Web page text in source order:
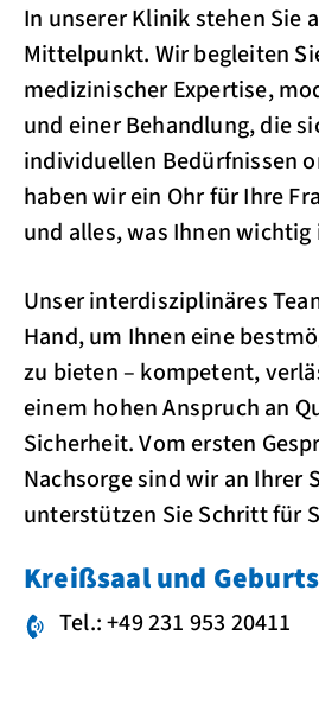
In unserer Klinik stehen Sie
Mittelpunkt. Wir begleiten
medizinischer Expertise,
und einer Behandlung, die
individuellen Bedürfnissen
haben wir ein Ohr für Ihre
und alles, was Ihnen wichtig
Unser interdisziplinäres
Hand, um Ihnen eine
zu bieten – kompetent,
einem hohen Anspruch an
Sicherheit. Vom ersten
Nachsorge sind wir an Ihrer
unterstützen Sie Schritt für
Kreißsaal und
Tel.: +49 231 953 20411